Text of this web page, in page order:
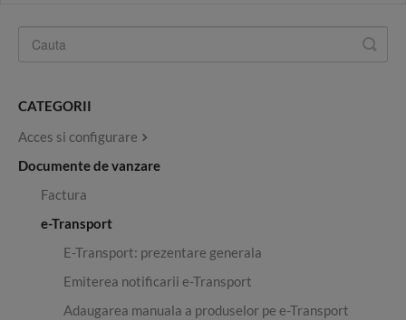
CATEGORII
Acces si configurare
Documente de vanzare
Factura
e-Transport
E-Transport: prezentare generala
Emiterea notificarii e-Transport
Adaugarea manuala a produselor pe e-Transport